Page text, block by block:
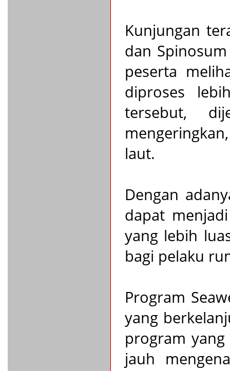
Kunjungan
dan
peserta
diproses
tersebut,
laut.
Dengan
dapat
yang lebih
bagi pelaku
Program
yang
program
jauh